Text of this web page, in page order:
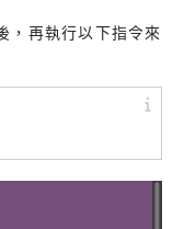
，再執行以下指令來